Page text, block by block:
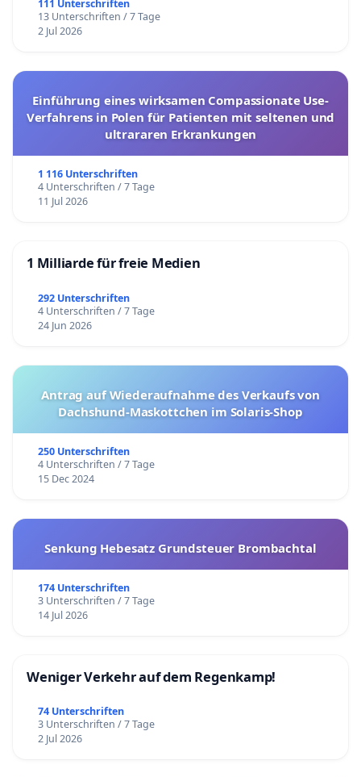
111 Unterschriften
13 Unterschriften / 7 Tage
2 Jul 2026
Einführung eines wirksamen Compassionate Use-
Verfahrens in Polen für Patienten mit seltenen und
ultrararen Erkrankungen
1 116 Unterschriften
4 Unterschriften / 7 Tage
11 Jul 2026
1 Milliarde für freie Medien
292 Unterschriften
4 Unterschriften / 7 Tage
24 Jun 2026
Antrag auf Wiederaufnahme des Verkaufs von
Dachshund-Maskottchen im Solaris-Shop
250 Unterschriften
4 Unterschriften / 7 Tage
15 Dec 2024
Senkung Hebesatz Grundsteuer Brombachtal
174 Unterschriften
3 Unterschriften / 7 Tage
14 Jul 2026
Weniger Verkehr auf dem Regenkamp!
74 Unterschriften
3 Unterschriften / 7 Tage
2 Jul 2026